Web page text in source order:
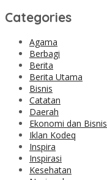
Categories
Agama
Berbagi
Berita
Berita Utama
Bisnis
Catatan
Daerah
Ekonomi dan Bisnis
Iklan Kodeq
Inspira
Inspirasi
Kesehatan